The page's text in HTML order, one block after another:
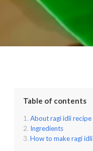
Table of contents
About ragi idli recipe
Ingredients
How to make ragi idli